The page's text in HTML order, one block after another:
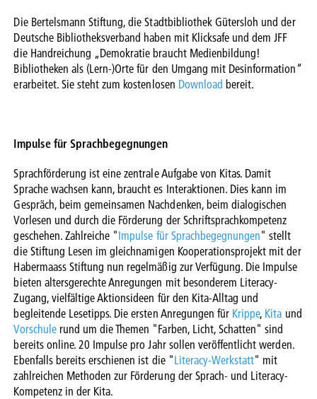
Die Bertelsmann Stiftung, die Stadtbibliothek Gütersloh und der
Deutsche Bibliotheksverband haben mit Klicksafe und dem JFF
die Handreichung „Demokratie braucht Medienbildung!
Bibliotheken als (Lern-)Orte für den Umgang mit Desinformation“
erarbeitet. Sie steht zum kostenlosen Downloadbereit.
Impulse für Sprachbegegnungen
Sprachförderung ist eine zentrale Aufgabe von Kitas. Damit
Sprache wachsen kann, braucht es Interaktionen. Dies kann im
Gespräch, beim gemeinsamen Nachdenken, beim dialogischen
Vorlesen und durch die Förderung der Schriftsprachkompetenz
geschehen. Zahlreiche "Impulse für Sprachbegegnungen" stellt
die Stiftung Lesen im gleichnamigen Kooperationsprojekt mit der
Habermaass Stiftung nun regelmäßig zur Verfügung. Die Impulse
bieten altersgerechte Anregungen mit besonderem Literacy-
Zugang, vielfältige Aktionsideen für den Kita-Alltag und
begleitende Lesetipps. Die ersten Anregungen für Krippe, Kita und
Vorschule rund um die Themen "Farben, Licht, Schatten" sind
bereits online. 20 Impulse pro Jahr sollen veröffentlicht werden.
Ebenfalls bereits erschienen ist die "Literacy-Werkstatt" mit
zahlreichen Methoden zur Förderung der Sprach- und Literacy-
Kompetenz in der Kita.